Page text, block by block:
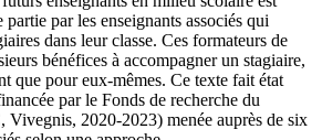
partie par les enseignants associés qui
dans leur classe. Ces formateurs de
bénéfices à accompagner un stagiaire,
que pour eux-mêmes. Ce texte fait état
par le Fonds de recherche du
Vivegnis, 2020-2023) menée auprès de six